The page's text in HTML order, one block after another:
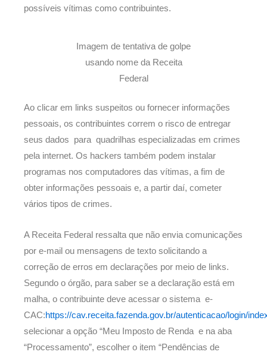
possíveis vítimas como contribuintes.
Imagem de tentativa de golpe
usando nome da Receita
Federal
Ao clicar em links suspeitos ou fornecer informações
pessoais, os contribuintes correm o risco de entregar
seus dados para quadrilhas especializadas em crimes
pela internet. Os hackers também podem instalar
programas nos computadores das vítimas, a fim de
obter informações pessoais e, a partir daí, cometer
vários tipos de crimes.
A Receita Federal ressalta que não envia comunicações
por e-mail ou mensagens de texto solicitando a
correção de erros em declarações por meio de links.
Segundo o órgão, para saber se a declaração está em
malha, o contribuinte deve acessar o sistema e-
CAC:https://cav.receita.fazenda.gov.br/autenticacao/login/
selecionar a opção “Meu Imposto de Renda e na aba
“Processamento”, escolher o item “Pendências de